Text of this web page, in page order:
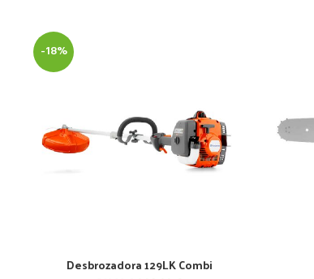
-18%
AÑADIR AL CARRITO
Desbrozadora 129LK Combi